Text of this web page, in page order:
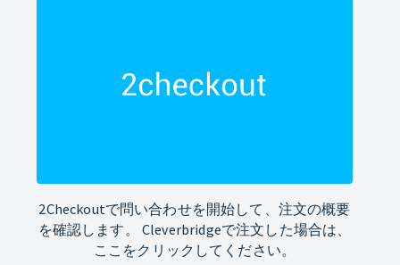
2Checkoutで問い合わせを開始して、注文の概要
を確認します。 Cleverbridgeで注文した場合は、
ここをクリックしてください。